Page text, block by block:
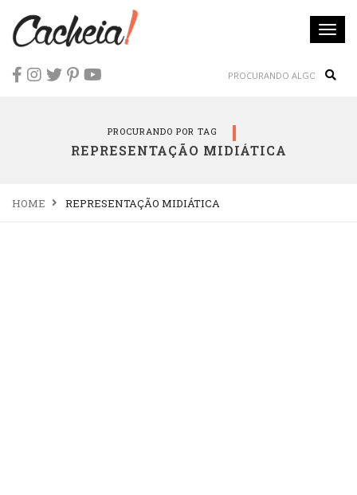
PROCURANDO POR TAG
REPRESENTAÇÃO MIDIÁTICA
HOME REPRESENTAÇÃO MIDIÁTICA